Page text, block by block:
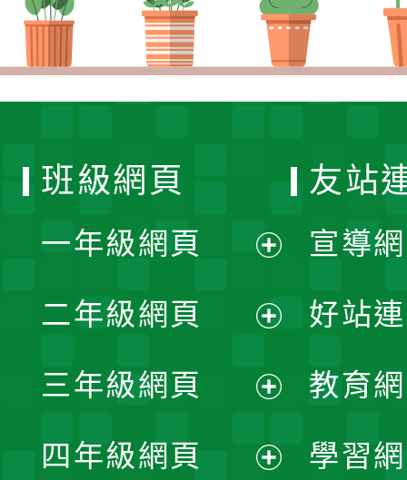
班級網頁
一年級網頁
開
選
單
二年級網頁
開
選
三年級網頁
四年級網頁
友站
宣導
好站
教育
學習